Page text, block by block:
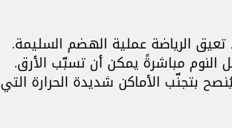
بتجنّب الأماكن شديدة الحرارة التي